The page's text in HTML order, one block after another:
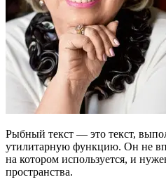
Рыбный текст — это текст,
утилитарную функцию. Он не
на котором используется, и
пространства.